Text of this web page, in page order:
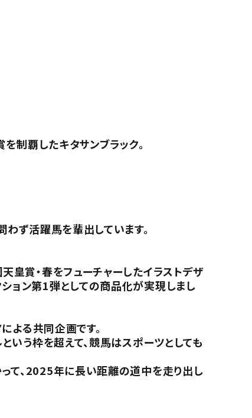
覇したキタサンブラック。
ず活躍馬を輩出しています。
皇賞・春をフューチャーしたイラストデザ
ョン第1弾としての商品化が実現しまし
よる共同企画です。
いう枠を超えて、競馬はスポーツとしても
て、2025年に長い距離の道中を走り出し